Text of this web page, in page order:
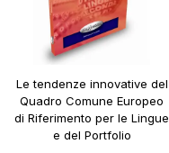
Le tendenze innovative del
Quadro Comune Europeo
di Riferimento per le Lingue
e del Portfolio